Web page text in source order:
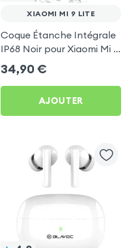
XIAOMI MI 9 LITE
Coque Étanche Intégrale
IP68 Noir pour Xiaomi Mi 9
Lite
34,90 €
AJOUTER